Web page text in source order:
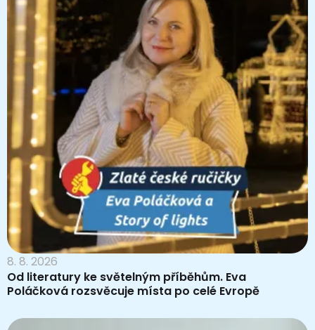
8. 8. 2026
Od literatury ke světelným příběhům. Eva
Poláčková rozsvěcuje místa po celé Evropě